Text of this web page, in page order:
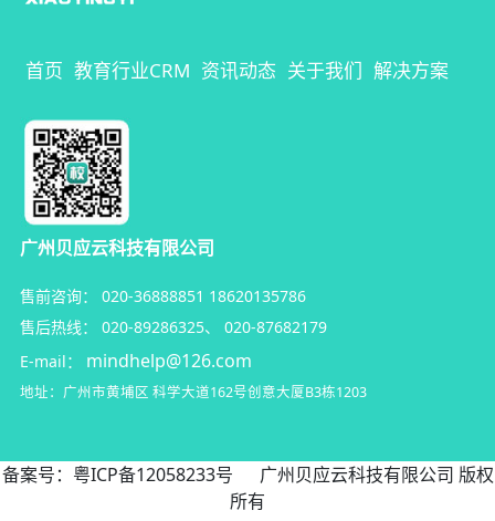
首页 教育行业CRM 资讯动态 关于我们 解决方案
广州贝应云科技有限公司
售前咨询： 020-36888851 18620135786
售后热线：
020-89286325、 020-87682179
E-mail：
mindhelp@126.com
地址：广州市黄埔区 科学大道162号创意大厦B3栋1203
备案号： 粤ICP备12058233号 广州贝应云科技有限公司 版权
所有